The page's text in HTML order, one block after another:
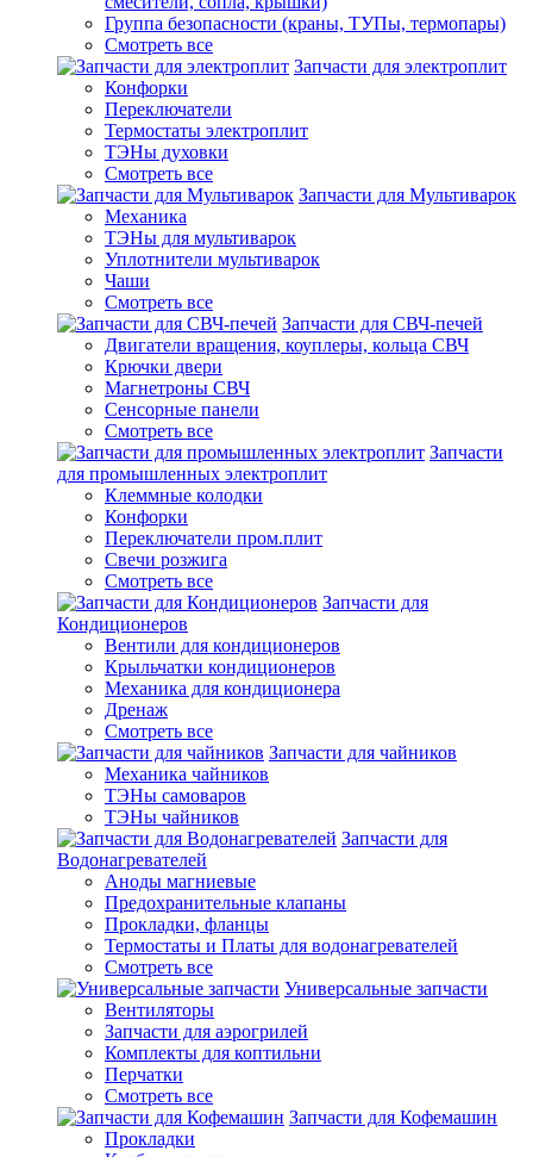
Группа безопасности (краны, ТУПы, термопары)
Смотреть все
Запчасти для электроплит
Конфорки
Переключатели
Термостаты электроплит
ТЭНы духовки
Смотреть все
Запчасти для Мультиварок
Механика
ТЭНы для мультиварок
Уплотнители мультиварок
Чаши
Смотреть все
Запчасти для СВЧ-печей
Двигатели вращения, коуплеры, кольца СВЧ
Крючки двери
Магнетроны СВЧ
Сенсорные панели
Смотреть все
Запчасти
для промышленных электроплит
Клеммные колодки
Конфорки
Переключатели пром.плит
Свечи розжига
Смотреть все
Запчасти для
Кондиционеров
Вентили для кондиционеров
Крыльчатки кондиционеров
Механика для кондиционера
Дренаж
Смотреть все
Запчасти для чайников
Механика чайников
ТЭНы самоваров
ТЭНы чайников
Запчасти для
Водонагревателей
Аноды магниевые
Предохранительные клапаны
Прокладки, фланцы
Термостаты и Платы для водонагревателей
Смотреть все
Универсальные запчасти
Вентиляторы
Запчасти для аэрогрилей
Комплекты для коптильни
Перчатки
Смотреть все
Запчасти для Кофемашин
Прокладки